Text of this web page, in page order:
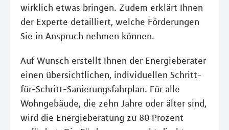
wirklich etwas bringen. Zudem erklärt Ihnen
der Experte detailliert, welche Förderungen
Sie in Anspruch nehmen können.
Auf Wunsch erstellt Ihnen der Energieberater
einen übersichtlichen, individuellen Schritt-
für-Schritt-Sanierungsfahrplan. Für alle
Wohngebäude, die zehn Jahre oder älter sind,
wird die Energieberatung zu 80 Prozent